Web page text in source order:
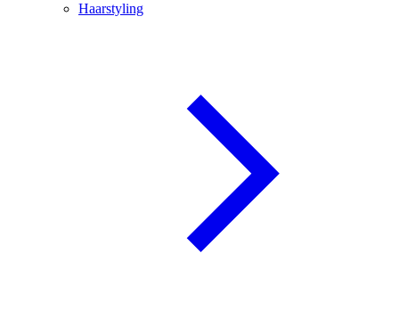
Haarstyling